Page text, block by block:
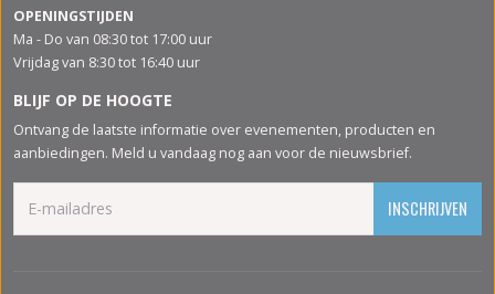
OPENINGSTIJDEN
Ma - Do van 08:30 tot 17:00 uur
Vrijdag van 8:30 tot 16:40 uur
BLIJF OP DE HOOGTE
Ontvang de laatste informatie over evenementen, producten en
aanbiedingen. Meld u vandaag nog aan voor de nieuwsbrief.
INSCHRIJVEN